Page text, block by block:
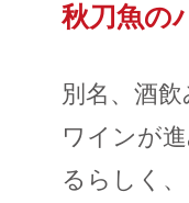
秋刀魚の
別名、酒
ワインが
るらしく